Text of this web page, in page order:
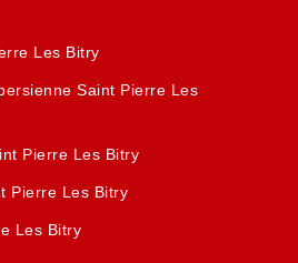
Les Bitry
Saint Pierre Les
Pierre Les Bitry
Pierre Les Bitry
Les Bitry